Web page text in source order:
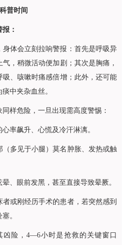
科普时间
：
身体会立刻拉响警报：首先是呼吸异
，稍微活动便加剧；其次是胸痛，
、咳嗽时痛感倍增；此外，还可能
中夹杂血丝。
样危险，一旦出现需高度警惕：
率飙升、心慌及冷汗淋漓。
多见于小腿）莫名肿胀、发热或触
、眼前发黑，甚至直接导致晕厥。
或刚经历手术的患者，若突然感到
。
凶险，4—6小时是抢救的关键窗口